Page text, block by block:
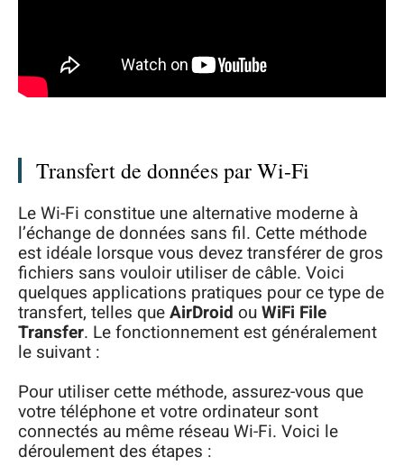
Transfert de données par Wi-Fi
Le Wi-Fi constitue une alternative moderne à
l’échange de données sans fil. Cette méthode
est idéale lorsque vous devez transférer de gros
fichiers sans vouloir utiliser de câble. Voici
quelques applications pratiques pour ce type de
transfert, telles queAirDroid ouWiFi File
Transfer. Le fonctionnement est généralement
le suivant :
Pour utiliser cette méthode, assurez-vous que
votre téléphone et votre ordinateur sont
connectés au même réseau Wi-Fi. Voici le
déroulement des étapes :